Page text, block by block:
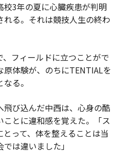
校3年の夏に心臓疾患が判明
れる。それは競技人生の終わ
、フィールドに立つことがで
体験が、のちにTENTIALを
る。
び込んだ中西は、心身の酷
とに違和感を覚えた。「ス
って、体を整えることは当
は違いました」